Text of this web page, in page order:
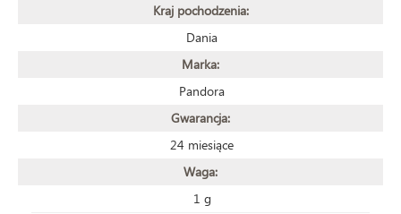
Kraj pochodzenia:
Dania
Marka:
Pandora
Gwarancja:
24 miesiące
Waga:
1 g